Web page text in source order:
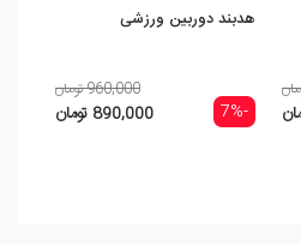
هدبند دوربین ورزشی
-7%
960,000 تومان
890,000 تومان